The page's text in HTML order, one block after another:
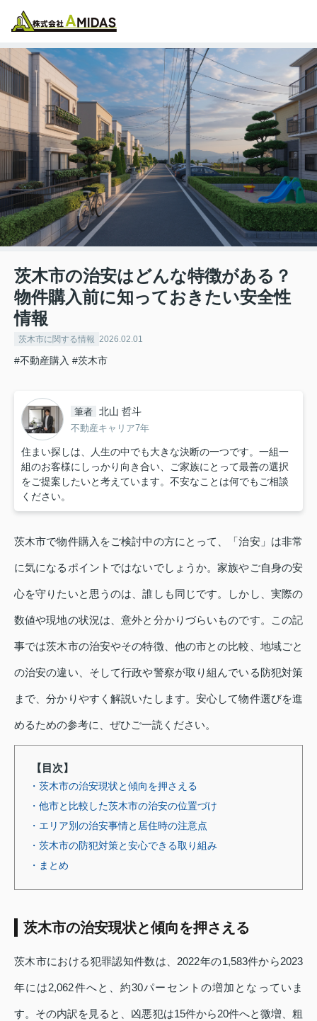
茨木市の治安はどんな特徴がある？
物件購入前に知っておきたい安全性
情報
茨木市に関する情報 2026.02.01
#不動産購入 #茨木市
筆者 北山 哲斗
不動産キャリア7年
住まい探しは、人生の中でも大きな決断の一つです。一組一
組のお客様にしっかり向き合い、ご家族にとって最善の選択
をご提案したいと考えています。不安なことは何でもご相談
ください。
茨木市で物件購入をご検討中の方にとって、「治安」は非常
に気になるポイントではないでしょうか。家族やご自身の安
心を守りたいと思うのは、誰しも同じです。しかし、実際の
数値や現地の状況は、意外と分かりづらいものです。この記
事では茨木市の治安やその特徴、他の市との比較、地域ごと
の治安の違い、そして行政や警察が取り組んでいる防犯対策
まで、分かりやすく解説いたします。安心して物件選びを進
めるための参考に、ぜひご一読ください。
【目次】
・茨木市の治安現状と傾向を押さえる
・他市と比較した茨木市の治安の位置づけ
・エリア別の治安事情と居住時の注意点
・茨木市の防犯対策と安心できる取り組み
・まとめ
茨木市の治安現状と傾向を押さえる
茨木市における犯罪認知件数は、2022年の1,583件から2023
年には2,062件へと、約30パーセントの増加となっていま
す。その内訳を見ると、凶悪犯は15件から20件へと微増、粗